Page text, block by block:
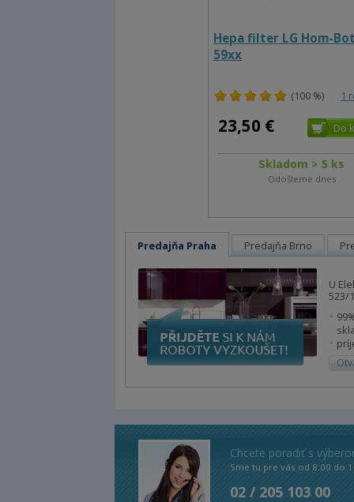
Hepa filter LG Hom-
59xx
(100 %) 1
23,50 €
Skladom > 5 ks
Odošleme dnes
Predajňa Praha Predajňa Brno
U
523/
Chcete poradiť s
Sme tu pre vás od 8:00 do
02 / 205 103 00